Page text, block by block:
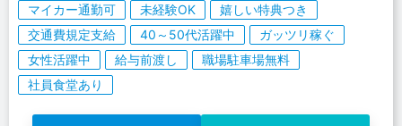
マイカー通勤可 未経験OK
嬉しい特典つき
交通費規定支給
40～50代活躍中
ガッツリ稼ぐ
女性活躍中
給与前渡し
職場駐車場無料
社員食堂あり